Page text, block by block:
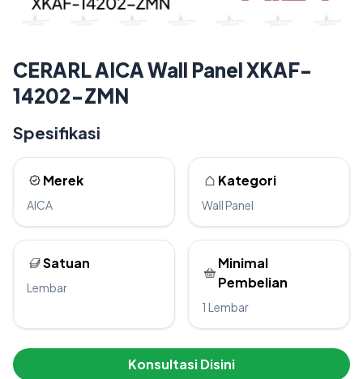
CERARL AICA Wall Panel XKAF-
14202-ZMN
Spesifikasi
Merek
AICA
Kategori
Wall Panel
Satuan
Lembar
Minimal
Pembelian
1 Lembar
Konsultasi Disini